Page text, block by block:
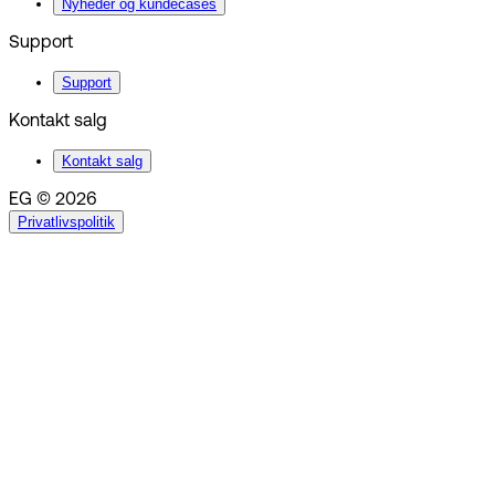
Nyheder og kundecases
Support
Support
Kontakt salg
Kontakt salg
EG © 2026
Privatlivspolitik